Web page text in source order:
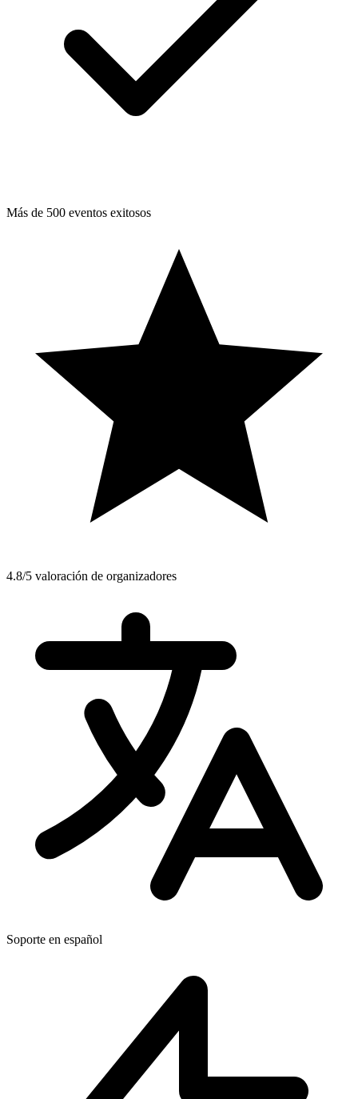
Más de 500 eventos exitosos
4.8/5 valoración de organizadores
Soporte en español